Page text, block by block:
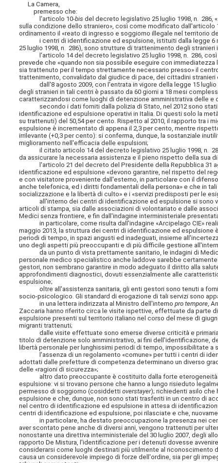
La Camera,
premesso che:
l'articolo 10-bis del decreto legislativo 25 luglio 1998, n.
sulla condizione dello straniero», così come modificato dall'articolo
ordinamento il «reato di ingresso e soggiorno illegale nel territorio
i centri di identificazione ed espulsione, istituiti dalla legge 6
25 luglio 1998, n. 286), sono strutture di trattenimento degli
l'articolo 14 del decreto legislativo 25 luglio 1998, n. 286, così
prevede che «quando non sia possibile eseguire con
sia trattenuto per il tempo strettamente necessario presso» il
trattenimento, convalidato dal giudice di pace, dei cittadini
dall'8 agosto 2009, con l'entrata in vigore della legge 15 luglio
degli stranieri in tali centri è passato da 60 giorni a 18 mesi
caratterizzandosi come luoghi di detenzione amministrativa delle e
secondo i dati forniti dalla polizia di Stato, nel 2012 sono stati
identificazione ed espulsione operativi in Italia. Di questi solo la
su trattenuti) del 50,54 per cento. Rispetto al 2010, il rapporto tra i
espulsione è incrementato di appena il 2,3 per cento, mentre
irrilevante (+0,3 per cento): si conferma, dunque, la sostanziale
miglioramento nell'efficacia delle espulsioni;
il citato articolo 14 del decreto legislativo 25 luglio 1998, n.
da assicurare la necessaria assistenza e il pieno rispetto della sua
l'articolo 21 del decreto del Presidente della Repubblica 31
identificazione ed espulsione «devono garantire, nel rispetto del
e con visitatore proveniente dall'esterno, in particolare con il
anche telefonica, ed i diritti fondamentali della persona» e che in
socializzazione e la libertà di culto» e i «servizi predisposti per le
all'interno dei centri di identificazione ed espulsione si sono
articoli di stampa, sia dalle associazioni di volontariato e dalle
Medici senza frontiere, e fin dall'indagine interministeriale
in particolare, come risulta dall'indagine «Arcipelago CIE»
maggio 2013, la struttura dei centri di identificazione ed
periodi di tempo, in spazi angusti ed inadeguati, insieme
uno degli aspetti più preoccupanti e di più difficile gestione
da un punto di vista prettamente sanitario, le indagini di Medici
personale medico specialistico anche laddove sarebbe
gestori, non sembrano garantire in modo adeguato il diritto alla
approfondimenti diagnostici, dovuti essenzialmente alle
espulsione;
oltre all'assistenza sanitaria, gli enti gestori sono tenuti a
socio-psicologico. Gli standard di erogazione di tali servizi sono
in una lettera indirizzata al Ministro dell'internopro tempore,
Zaccaria hanno riferito circa le visite ispettive, effettuate da parte
espulsione presenti sul territorio italiano nel corso del mese di
migranti trattenuti;
dalle visite effettuate sono emerse diverse criticità e
titolo di detenzione solo amministrativo, ai fini dell'identificazione,
libertà personale per lunghissimi periodi di tempo, impossibilitate
l'assenza di un regolamento «comune» per tutti i centri di
adottati dalle prefetture di competenza determinano un diverso
delle «ragioni di sicurezza»;
altro dato preoccupante è costituito dalla forte eterogeneità e
espulsione: vi si trovano persone che hanno a lungo risieduto
permesso di soggiorno (cosiddettioverstayer); richiedenti asilo che
espulsione e che, dunque, non sono stati trasferiti in un centro di
nel centro di identificazione ed espulsione in attesa di
centri di identificazione ed espulsione, poi rilasciate e che,
in particolare, ha destato preoccupazione la presenza nei
aver scontato pene anche di diversi anni, vengono trattenuti per
nonostante una direttiva interministeriale del 30 luglio 2007, degli
rapporto De Mistura, l'identificazione per i detenuti dovesse
considerarsi come luoghi destinati più utilmente al
causa un considerevole impiego di forze dell'ordine, sia per gli